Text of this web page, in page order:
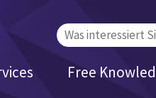
Free
Suchen
nach: